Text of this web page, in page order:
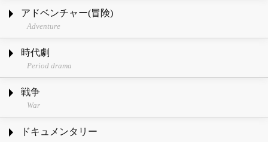
アドベンチャー(冒険)
Adventure
時代劇
Period drama
戦争
War
ドキュメンタリー